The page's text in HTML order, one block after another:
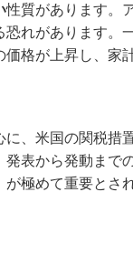
性質があります。
れがあります
格が上昇し、家
、米国の関税措
表から発動まで
極めて重要とさ